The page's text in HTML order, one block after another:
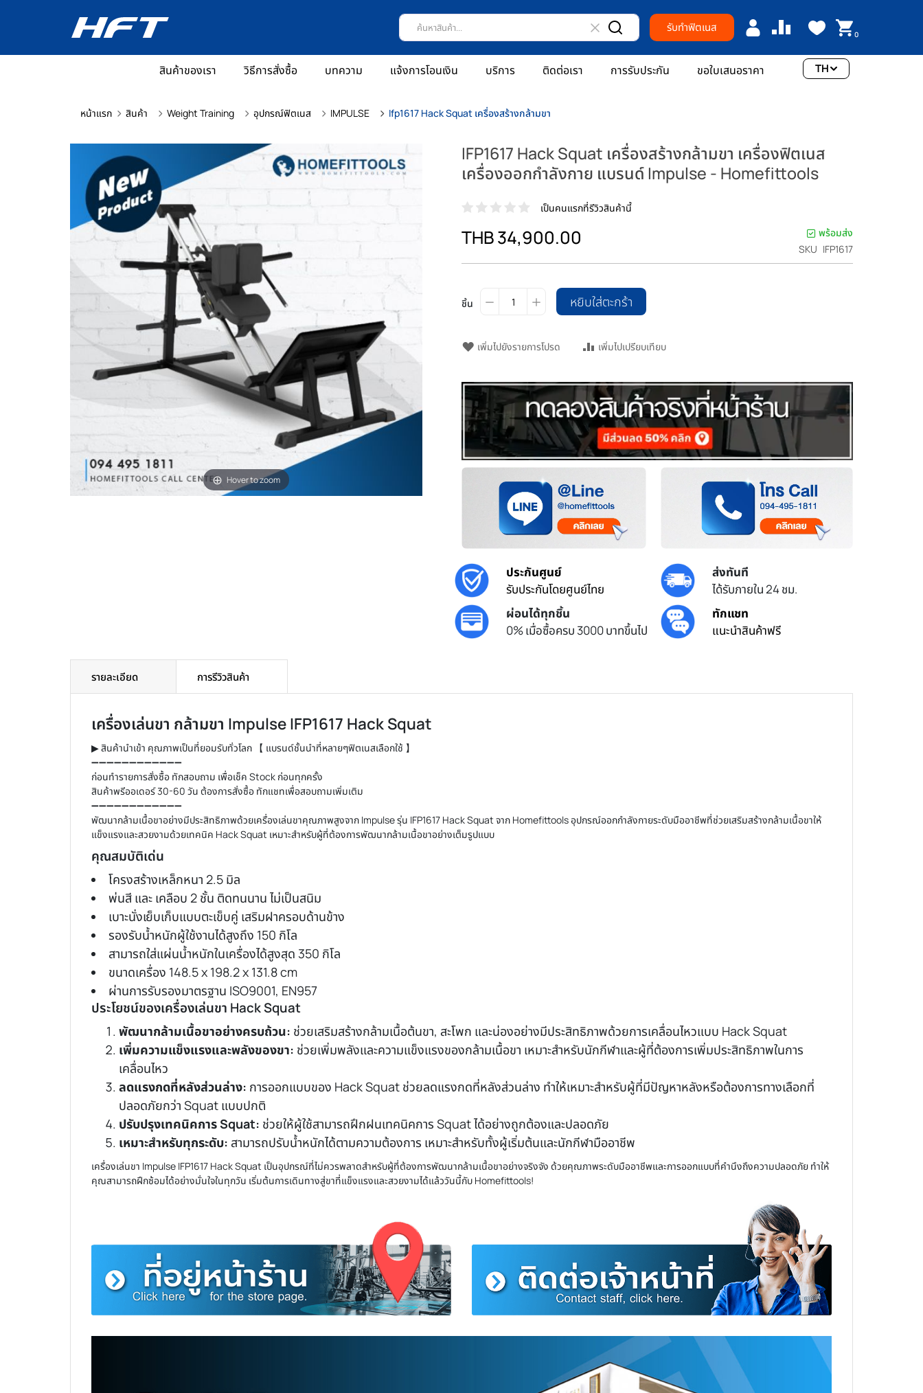
รับทำฟิตเนส 0
สินค้าของเรา วิธีการสั่งซื้อ บทความ แจ้งการโอนเงิน บริการ ติดต่อเรา การรับประกัน ขอใบเสนอราคา TH
หน้าแรก สินค้า Weight Training อุปกรณ์ฟิตเนส IMPULSE Ifp1617 Hack Squat เครื่องสร้างกล้ามขา
Hover to zoom
IFP1617 Hack Squat เครื่องสร้างกล้ามขา เครื่องฟิตเนส
เครื่องออกกำลังกาย แบรนด์ Impulse - Homefittools
เป็นคนแรกที่รีวิวสินค้านี้
THB 34,900.00
พร้อมส่ง
SKU IFP1617
ชิ้น หยิบใส่ตะกร้า
เพิ่มไปยังรายการโปรด เพิ่มไปเปรียบเทียบ
ประกันศูนย์
รับประกันโดยศูนย์ไทย
ส่งทันที
ได้รับภายใน 24 ชม.
ผ่อนได้ทุกชิ้น
0% เมื่อซื้อครบ 3000 บาทขึ้นไป
ทักแชท
แนะนำสินค้าฟรี
รายละเอียด
เครื่องเล่นขา กล้ามขา Impulse IFP1617 Hack Squat
▶ สินค้านำเข้า คุณภาพเป็นที่ยอมรับทั่วโลก 【 แบรนด์ชั้นนำที่หลายๆฟิตเนสเลือกใช้ 】
➖➖➖➖➖➖➖➖➖➖➖➖
ก่อนทำรายการสั่งซื้อ ทักสอบถาม เพื่อเช็ค Stock ก่อนทุกครั้ง
สินค้าพรีออเดอร์ 30-60 วัน ต้องการสั่งซื้อ ทักแชทเพื่อสอบถามเพิ่มเติม
➖➖➖➖➖➖➖➖➖➖➖➖
พัฒนากล้ามเนื้อขาอย่างมีประสิทธิภาพด้วยเครื่องเล่นขาคุณภาพสูงจาก Impulse รุ่น IFP1617 Hack Squat จาก Homefittools อุปกรณ์ออกกำลังกายระดับมืออาชีพที่ช่วยเสริมสร้างกล้ามเนื้อขาให้
แข็งแรงและสวยงามด้วยเทคนิค Hack Squat เหมาะสำหรับผู้ที่ต้องการพัฒนากล้ามเนื้อขาอย่างเต็มรูปแบบ
คุณสมบัติเด่น
โครงสร้างเหล็กหนา 2.5 มิล
พ่นสี และ เคลือบ 2 ชั้น ติดทนนาน ไม่เป็นสนิม
เบาะนั่งเย็บเก็บแบบตะเข็บคู่ เสริมฝาครอบด้านข้าง
รองรับน้ำหนักผู้ใช้งานได้สูงถึง 150 กิโล
สามารถใส่แผ่นน้ำหนักในเครื่องได้สูงสุด 350 กิโล
ขนาดเครื่อง 148.5 x 198.2 x 131.8 cm
ผ่านการรับรองมาตรฐาน ISO9001, EN957
ประโยชน์ของเครื่องเล่นขา Hack Squat
พัฒนากล้ามเนื้อขาอย่างครบถ้วน: ช่วยเสริมสร้างกล้ามเนื้อต้นขา, สะโพก และน่องอย่างมีประสิทธิภาพด้วยการเคลื่อนไหวแบบ Hack Squat
เพิ่มความแข็งแรงและพลังของขา: ช่วยเพิ่มพลังและความแข็งแรงของกล้ามเนื้อขา เหมาะสำหรับนักกีฬาและผู้ที่ต้องการเพิ่มประสิทธิภาพในการ
เคลื่อนไหว
ลดแรงกดที่หลังส่วนล่าง: การออกแบบของ Hack Squat ช่วยลดแรงกดที่หลังส่วนล่าง ทำให้เหมาะสำหรับผู้ที่มีปัญหาหลังหรือต้องการทางเลือกที่
ปลอดภัยกว่า Squat แบบปกติ
ปรับปรุงเทคนิคการ Squat: ช่วยให้ผู้ใช้สามารถฝึกฝนเทคนิคการ Squat ได้อย่างถูกต้องและปลอดภัย
เหมาะสำหรับทุกระดับ: สามารถปรับน้ำหนักได้ตามความต้องการ เหมาะสำหรับทั้งผู้เริ่มต้นและนักกีฬามืออาชีพ
เครื่องเล่นขา Impulse IFP1617 Hack Squat เป็นอุปกรณ์ที่ไม่ควรพลาดสำหรับผู้ที่ต้องการพัฒนากล้ามเนื้อขาอย่างจริงจัง ด้วยคุณภาพระดับมืออาชีพและการออกแบบที่คำนึงถึงความปลอดภัย ทำให้
คุณสามารถฝึกซ้อมได้อย่างมั่นใจในทุกวัน เริ่มต้นการเดินทางสู่ขาที่แข็งแรงและสวยงามได้แล้ววันนี้กับ Homefittools!
การรีวิวสินค้า